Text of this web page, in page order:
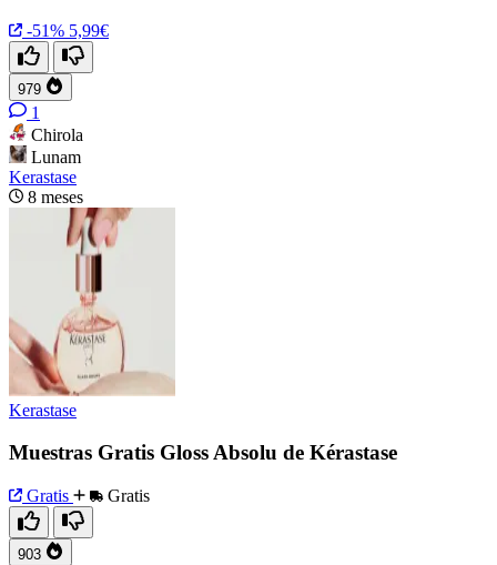
-51% 5,99€
979
1
Chirola
Lunam
Kerastase
8 meses
Kerastase
Muestras Gratis Gloss Absolu de Kérastase
Gratis Gratis
903